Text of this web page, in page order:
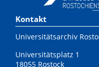
Kontakt
Universitätsarchiv
Universitätsplatz 1
18055 Rostock